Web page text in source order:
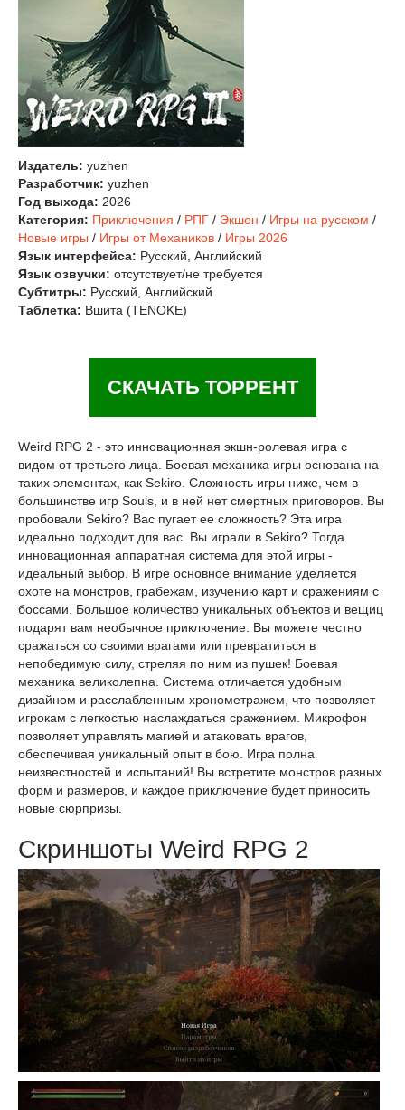
Издатель: yuzhen
Разработчик: yuzhen
Год выхода: 2026
Категория: Приключения / РПГ / Экшен / Игры на русском /
Новые игры / Игры от Механиков / Игры 2026
Язык интерфейса: Русский, Английский
Язык озвучки: отсутствует/не требуется
Субтитры: Русский, Английский
Таблетка: Вшита (TENOKE)
СКАЧАТЬ ТОРРЕНТ
Weird RPG 2 - это инновационная экшн-ролевая игра с
видом от третьего лица. Боевая механика игры основана на
таких элементах, как Sekiro. Сложность игры ниже, чем в
большинстве игр Souls, и в ней нет смертных приговоров. Вы
пробовали Sekiro? Вас пугает ее сложность? Эта игра
идеально подходит для вас. Вы играли в Sekiro? Тогда
инновационная аппаратная система для этой игры -
идеальный выбор. В игре основное внимание уделяется
охоте на монстров, грабежам, изучению карт и сражениям с
боссами. Большое количество уникальных объектов и вещиц
подарят вам необычное приключение. Вы можете честно
сражаться со своими врагами или превратиться в
непобедимую силу, стреляя по ним из пушек! Боевая
механика великолепна. Система отличается удобным
дизайном и расслабленным хронометражем, что позволяет
игрокам с легкостью наслаждаться сражением. Микрофон
позволяет управлять магией и атаковать врагов,
обеспечивая уникальный опыт в бою. Игра полна
неизвестностей и испытаний! Вы встретите монстров разных
форм и размеров, и каждое приключение будет приносить
новые сюрпризы.
Скриншоты Weird RPG 2